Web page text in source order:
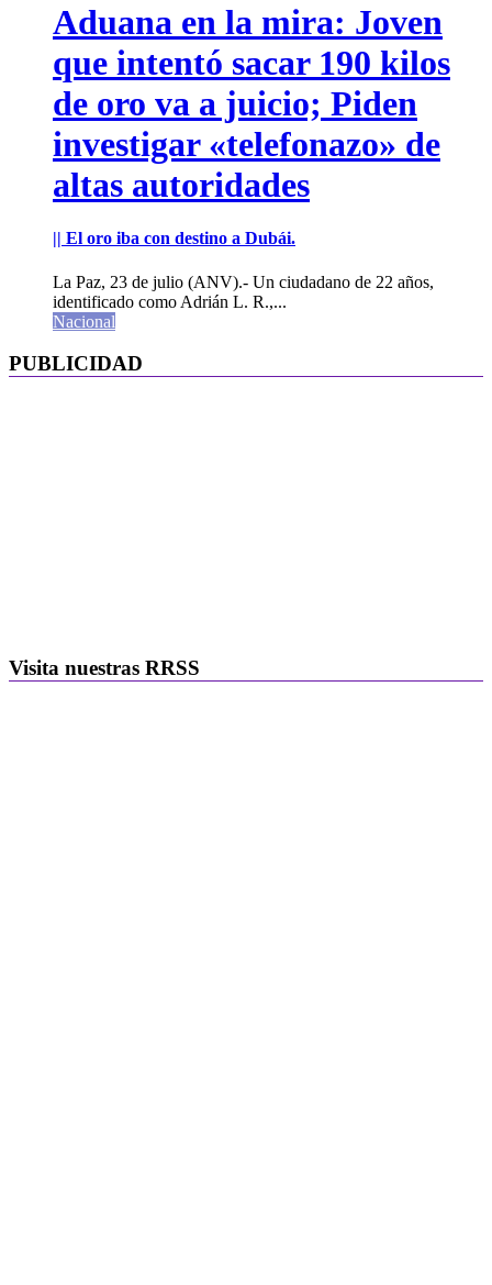
Aduana en la mira: Joven
que intentó sacar 190 kilos
de oro va a juicio; Piden
investigar «telefonazo» de
altas autoridades
|| El oro iba con destino a Dubái.
La Paz, 23 de julio (ANV).- Un ciudadano de 22 años,
identificado como Adrián L. R.,...
Nacional
PUBLICIDAD
Visita nuestras RRSS